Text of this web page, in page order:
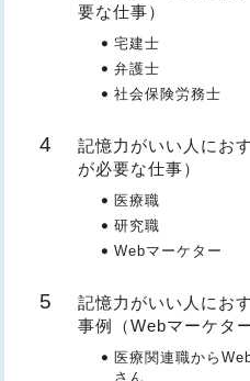
要な仕事）
宅建士
弁護士
​社会保険労務士​
記憶力がいい人にお
が必要な仕事）
医療職
研究職
Webマーケター
記憶力がいい人にお
事例（Webマーケタ
医療関連職から
さん